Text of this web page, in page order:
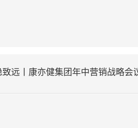
远丨康亦健集团年中营销战略会